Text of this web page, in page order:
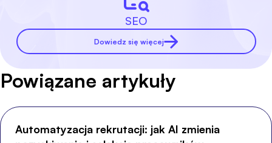
SEO
Dowiedz się więcej
Powiązane artykuły
Automatyzacja rekrutacji: jak AI zmienia